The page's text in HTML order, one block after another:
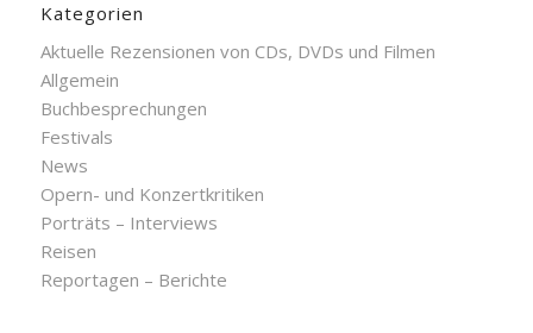
Kategorien
Aktuelle Rezensionen von CDs, DVDs und Filmen
Allgemein
Buchbesprechungen
Festivals
News
Opern- und Konzertkritiken
Porträts – Interviews
Reisen
Reportagen – Berichte